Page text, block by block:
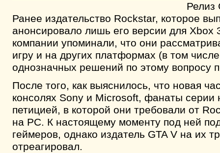
Релиз
Ранее издательство Rockstar, которое
анонсировало лишь его версии для Xbox
компании упоминали, что они
игру и на других платформах (в том
однозначных решений по этому вопросу
После того, как выяснилось, что новая
консолях Sony и Microsoft, фанаты серии
петицией, в которой они требовали от
на PC. К настоящему моменту под ней
геймеров, однако издатель GTA V на их
отреагировал.